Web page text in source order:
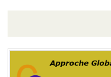
Aller
au